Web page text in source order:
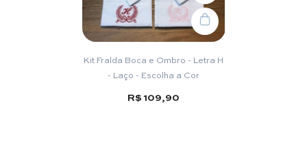
Kit Fralda Boca e Ombro - Letra H
- Laço - Escolha a Cor
R$ 109,90